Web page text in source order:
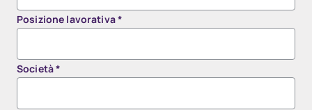
Posizione lavorativa*
Società*